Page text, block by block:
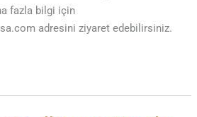
fazla bilgi için
adresini ziyaret edebilirsiniz.